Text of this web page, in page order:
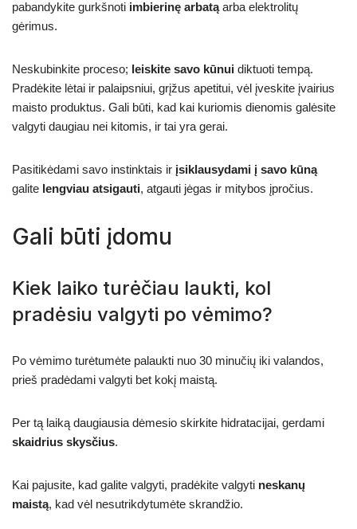
pabandykite gurkšnoti imbierinę arbatąarba elektrolitų
gėrimus.
Neskubinkite proceso; leiskite savo kūnui diktuoti tempą.
Pradėkite lėtai ir palaipsniui, grįžus apetitui, vėl įveskite įvairius
maisto produktus. Gali būti, kad kai kuriomis dienomis galėsite
valgyti daugiau nei kitomis, ir tai yra gerai.
Pasitikėdami savo instinktais ir įsiklausydami į savo kūną
galite lengviau atsigauti, atgauti jėgas ir mitybos įpročius.
Gali būti įdomu
Kiek laiko turėčiau laukti, kol
pradėsiu valgyti po vėmimo?
Po vėmimo turėtumėte palaukti nuo 30 minučių iki valandos,
prieš pradėdami valgyti bet kokį maistą.
Per tą laiką daugiausia dėmesio skirkite hidratacijai, gerdami
skaidrius skysčius.
Kai pajusite, kad galite valgyti, pradėkite valgyti neskanų
maistą, kad vėl nesutrikdytumėte skrandžio.